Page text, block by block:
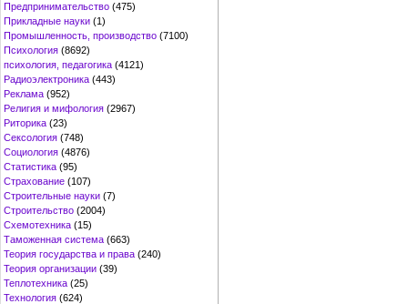
Предпринимательство (475)
Прикладные науки (1)
Промышленность, производство (7100)
Психология (8692)
психология, педагогика (4121)
Радиоэлектроника (443)
Реклама (952)
Религия и мифология (2967)
Риторика (23)
Сексология (748)
Социология (4876)
Статистика (95)
Страхование (107)
Строительные науки (7)
Строительство (2004)
Схемотехника (15)
Таможенная система (663)
Теория государства и права (240)
Теория организации (39)
Теплотехника (25)
Технология (624)